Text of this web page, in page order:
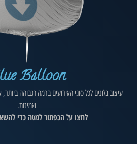
Balloon
עיצוב בלונים לכל סוגי האירועים ברמה הגבוהה
ואמינות.
לחצו על הכפתור למטה כדי